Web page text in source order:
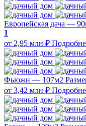
Европейская дача —
1
от 2,95 млн ₽
Фьюжн — 107м2
от 3,42 млн ₽